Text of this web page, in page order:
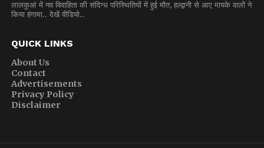
लालकुआं में नव विवाहिता की संदिग्ध परिस्थितियों में हुई मौत, हल्द्वानी से आए मायके वालों ने
किया हंगामा.. देखें वीडियो..
QUICK LINKS
About Us
Contact
Advertisements
Privacy Policy
Disclaimer